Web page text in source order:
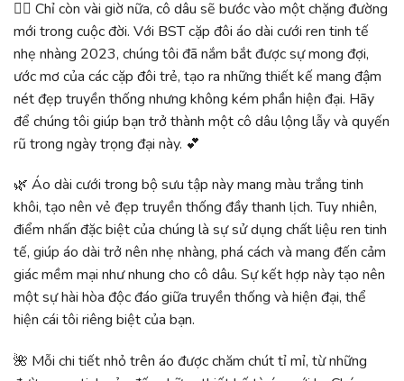
👰‍♀️ Chỉ còn vài giờ nữa, cô dâu sẽ bước vào một chặng đường
mới trong cuộc đời. Với BST cặp đôi áo dài cưới ren tinh tế
nhẹ nhàng 2023, chúng tôi đã nắm bắt được sự mong đợi,
ước mơ của các cặp đôi trẻ, tạo ra những thiết kế mang đậm
nét đẹp truyền thống nhưng không kém phần hiện đại. Hãy
để chúng tôi giúp bạn trở thành một cô dâu lộng lẫy và quyến
rũ trong ngày trọng đại này. 💕
🌿 Áo dài cưới trong bộ sưu tập này mang màu trắng tinh
khôi, tạo nên vẻ đẹp truyền thống đầy thanh lịch. Tuy nhiên,
điểm nhấn đặc biệt của chúng là sự sử dụng chất liệu ren tinh
tế, giúp áo dài trở nên nhẹ nhàng, phá cách và mang đến cảm
giác mềm mại như nhung cho cô dâu. Sự kết hợp này tạo nên
một sự hài hòa độc đáo giữa truyền thống và hiện đại, thể
hiện cái tôi riêng biệt của bạn.
🌺 Mỗi chi tiết nhỏ trên áo được chăm chút tỉ mỉ, từ những